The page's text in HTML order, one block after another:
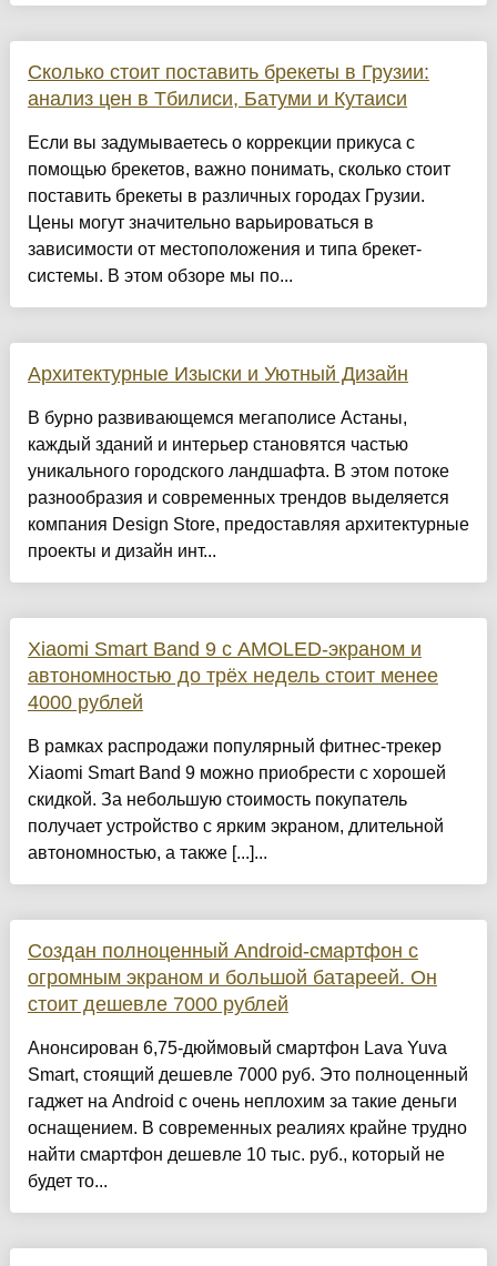
Сколько стоит поставить брекеты в Грузии:
анализ цен в Тбилиси, Батуми и Кутаиси
Если вы задумываетесь о коррекции прикуса с
помощью брекетов, важно понимать, сколько стоит
поставить брекеты в различных городах Грузии.
Цены могут значительно варьироваться в
зависимости от местоположения и типа брекет-
системы. В этом обзоре мы по...
Архитектурные Изыски и Уютный Дизайн
​В бурно развивающемся мегаполисе Астаны,
каждый зданий и интерьер становятся частью
уникального городского ландшафта. В этом потоке
разнообразия и современных трендов выделяется
компания Design Store, предоставляя архитектурные
проекты и дизайн инт...
Xiaomi Smart Band 9 с AMOLED-экраном и
автономностью до трёх недель стоит менее
4000 рублей
В рамках распродажи популярный фитнес-трекер
Xiaomi Smart Band 9 можно приобрести с хорошей
скидкой. За небольшую стоимость покупатель
получает устройство с ярким экраном, длительной
автономностью, а также [...]...
Создан полноценный Android-смартфон с
огромным экраном и большой батареей. Он
стоит дешевле 7000 рублей
Анонсирован 6,75-дюймовый смартфон Lava Yuva
Smart, стоящий дешевле 7000 руб. Это полноценный
гаджет на Android с очень неплохим за такие деньги
оснащением. В современных реалиях крайне трудно
найти смартфон дешевле 10 тыс. руб., который не
будет то...